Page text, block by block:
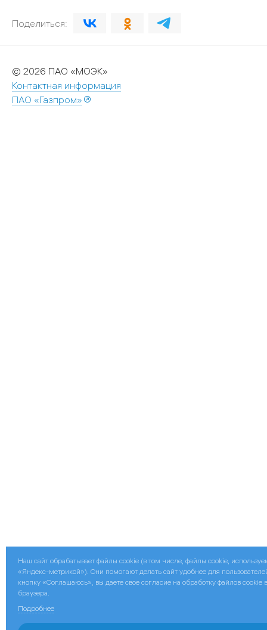
Поделиться:
© 2026 ПАО «МОЭК»
Контактная информация
ПАО «Газпром»
Наш сайт обрабатывает файлы cookie (в том числе, файлы cookie,
«Яндекс-метрикой»). Они помогают делать сайт удобнее для
кнопку «Соглашаюсь», вы даете свое согласие на обработку файлов cookie
браузера.
Подробнее